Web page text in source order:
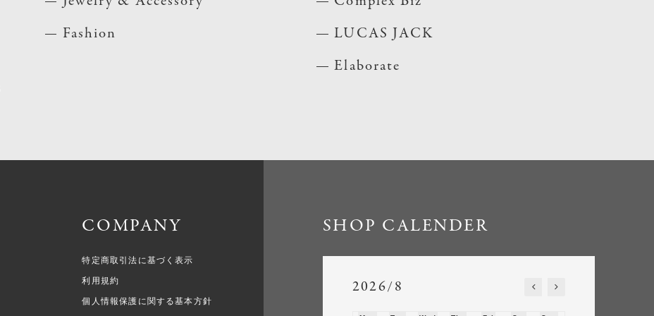
Fashion
LUCAS JACK
Elaborate
COMPANY
特定商取引法に基づく表示
利用規約
個人情報保護に関する基本方針
SHOP CALENDER
2026/8